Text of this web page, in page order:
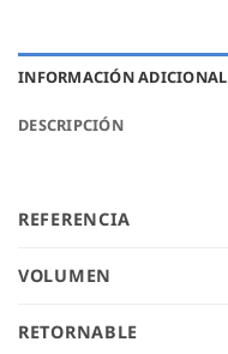
INFORMACIÓN ADICIONAL
DESCRIPCIÓN
REFERENCIA
VOLUMEN
RETORNABLE